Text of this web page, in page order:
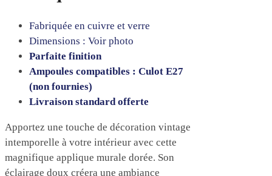
Fabriquée en cuivre et verre
Dimensions : Voir photo
Parfaite finition
Ampoules compatibles : Culot E27
(non fournies)
Livraison standard offerte
Apportez une touche de décoration vintage
intemporelle à votre intérieur avec cette
magnifique applique murale dorée. Son
éclairage doux créera une ambiance